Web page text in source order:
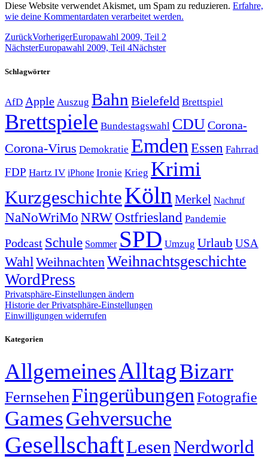
Diese Website verwendet Akismet, um Spam zu reduzieren. Erfahre,
wie deine Kommentardaten verarbeitet werden.
ZurückVorherigerEuropawahl 2009, Teil 2
NächsterEuropawahl 2009, Teil 4Nächster
Schlagwörter
AfD Apple Auszug Bahn Bielefeld Brettspiel
Brettspiele Bundestagswahl CDUCorona-
Corona-Virus Demokratie Emden Essen Fahrrad
FDP Hartz IV iPhone Ironie Krieg Krimi
KurzgeschichteKöln Merkel Nachruf
NaNoWriMo NRWOstfriesland Pandemie
Podcast Schule Sommer SPD Umzug Urlaub USA
Wahl Weihnachten Weihnachtsgeschichte
WordPress
Privatsphäre-Einstellungen ändern
Historie der Privatsphäre-Einstellungen
Einwilligungen widerrufen
Kategorien
AllgemeinesAlltagBizarr
FernsehenFingerübungen Fotografie
GamesGehversuche
GesellschaftLesenNerdworld